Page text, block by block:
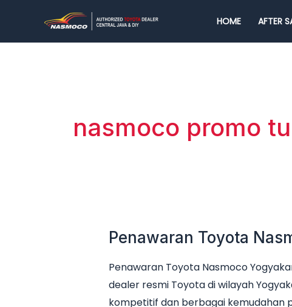
konten
HOME AFTER
nasmoco promo
Penawaran Toyota
Penawaran Toyota Nasmoco
dealer resmi Toyota di wilayah
kompetitif dan berbagai kemudahan
Penawaran
Nasmoco
Yogyakarta: